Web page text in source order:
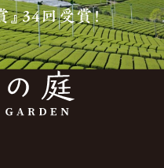
34回受賞！